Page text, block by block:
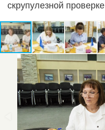
скрупулезной